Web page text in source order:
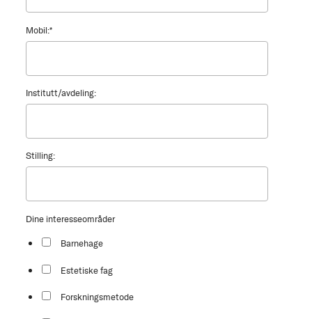
Mobil:*
Institutt/avdeling:
Stilling:
Dine interesseområder
Barnehage
Estetiske fag
Forskningsmetode